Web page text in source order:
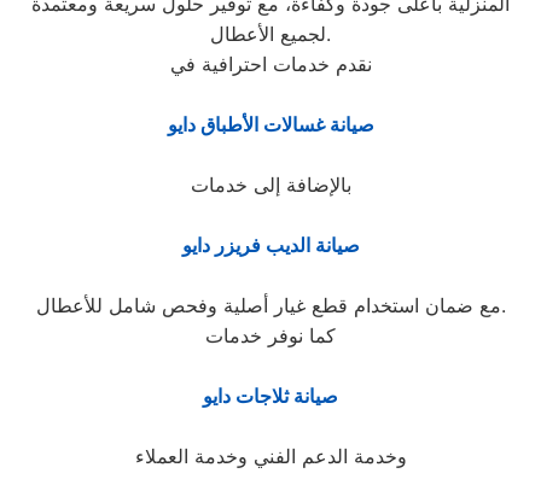
لجميع الأعطال.
نقدم خدمات احترافية في
صيانة غسالات الأطباق دايو
بالإضافة إلى خدمات
صيانة الديب فريزر دايو
مع ضمان استخدام قطع غيار أصلية وفحص شامل للأعطال.
كما نوفر خدمات
صيانة ثلاجات دايو
وخدمة الدعم الفني وخدمة العملاء